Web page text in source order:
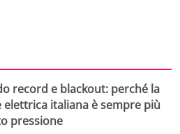
record e blackout: perché la
elettrica italiana è sempre più
pressione